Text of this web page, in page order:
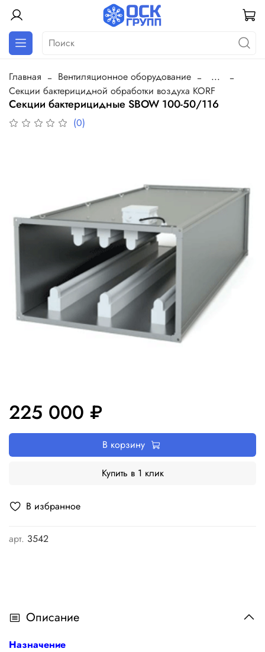
Главная Вентиляционное оборудование
...
Секции бактерицидной обработки воздуха KORF
Секции бактерицидные SBOW 100-50/116
(0)
В избранное
арт. 3542
225 000 ₽
В корзину
Купить в 1 клик
Описание
Назначение